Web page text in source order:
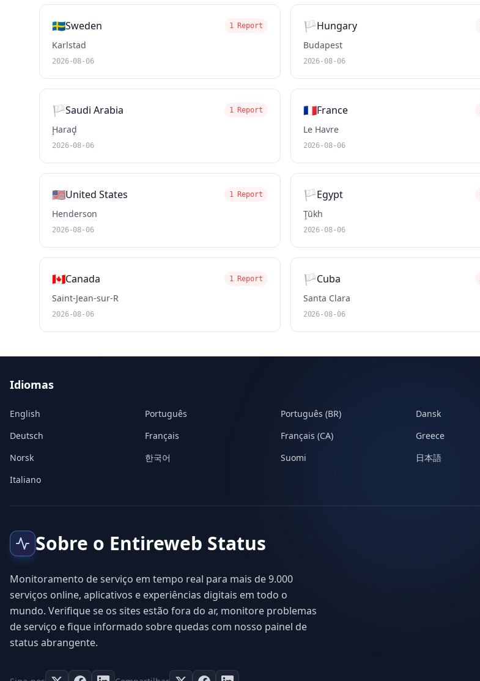
🇸🇪Sweden 1 Report
Karlstad
2026-08-06
🏳️Hungary
Budapest
2026-08-06
🏳️Saudi Arabia 1 Report
Ḩaraḑ
2026-08-06
🇫🇷France
Le Havre
2026-08-06
🇺🇸United States 1 Report
Henderson
2026-08-06
🏳️Egypt
Ţūkh
2026-08-06
🇨🇦Canada 1 Report
Saint-Jean-sur-R
2026-08-06
🏳️Cuba
Santa Clara
2026-08-06
Idiomas
English Português Português (BR) Dansk
Deutsch
Français Français (CA) Greece
Norsk
한국어 Suomi 日本語
Italiano
Sobre o Entireweb Status
Monitoramento de serviço em tempo real para mais de 9.000
serviços online, aplicativos e experiências digitais em todo o
mundo. Verifique se os sites estão fora do ar, monitore problemas
de serviço e fique informado sobre quedas com nosso painel de
status abrangente.